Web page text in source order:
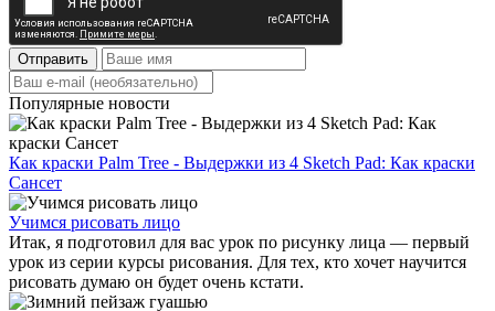
Отправить
Популярные новости
Как краски Palm Tree - Выдержки из 4 Sketch Pad: Как краски
Сансет
Учимся рисовать лицо
Итак, я подготовил для вас урок по рисунку лица — первый
урок из серии курсы рисования. Для тех, кто хочет научится
рисовать думаю он будет очень кстати.